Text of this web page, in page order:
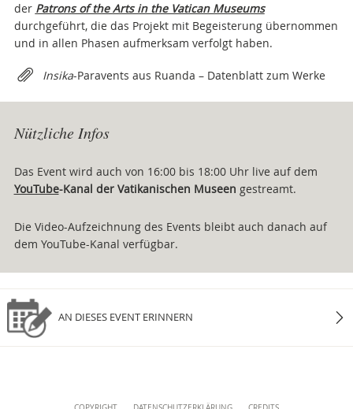
der Patrons of the Arts in the Vatican Museums
durchgeführt, die das Projekt mit Begeisterung übernommen
und in allen Phasen aufmerksam verfolgt haben.
Attachments
Insika-Paravents aus Ruanda – Datenblatt zum Werke
Nützliche Infos
Das Event wird auch von 16:00 bis 18:00 Uhr live auf dem
YouTube-Kanal der Vatikanischen Museen gestreamt.
Die Video-Aufzeichnung des Events bleibt auch danach auf
dem YouTube-Kanal verfügbar.
AN DIESES EVENT ERINNERN